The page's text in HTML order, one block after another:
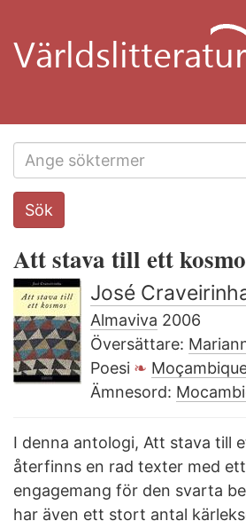
huvudinnehåll
Search
this
Sök
Att stava till ett
José
Almaviva 2006
Översättare:
Poesi
Ämnesord:
I denna antologi, Att stava till
återfinns en rad texter med
engagemang för den svarta
har även ett stort antal